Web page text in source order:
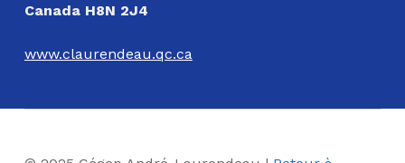
Canada H8N 2J4
www.claurendeau.qc.ca